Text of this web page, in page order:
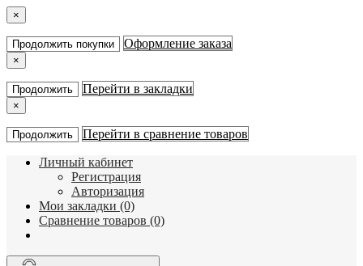
×
Продолжить покупки Оформление заказа
×
Продолжить Перейти в закладки
×
Продолжить Перейти в сравнение товаров
Личный кабинет
Регистрация
Авторизация
Мои закладки (0)
Сравнение товаров (0)